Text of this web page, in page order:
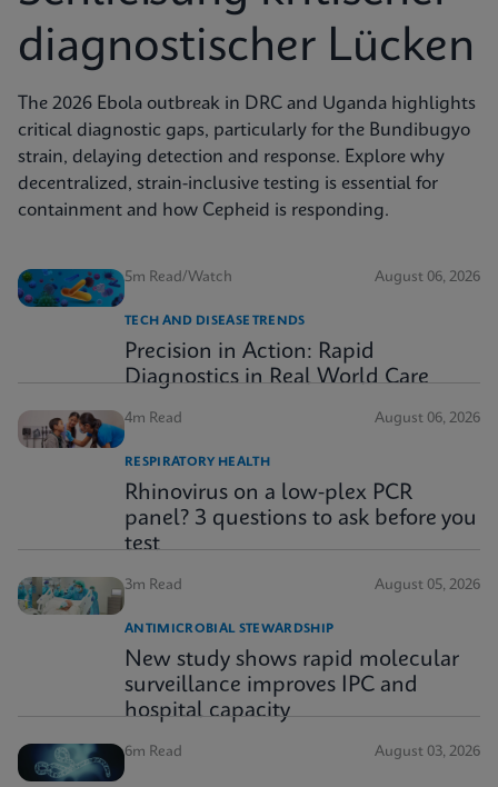
diagnostischer Lücken
The 2026 Ebola outbreak in DRC and Uganda highlights
critical diagnostic gaps, particularly for the Bundibugyo
strain, delaying detection and response. Explore why
decentralized, strain-inclusive testing is essential for
containment and how Cepheid is responding.
5m Read/Watch August 06, 2026
TECH AND DISEASE TRENDS
Precision in Action: Rapid
Diagnostics in Real World Care
4m Read August 06, 2026
RESPIRATORY HEALTH
Rhinovirus on a low-plex PCR
panel? 3 questions to ask before you
test
3m Read August 05, 2026
ANTIMICROBIAL STEWARDSHIP
New study shows rapid molecular
surveillance improves IPC and
hospital capacity
6m Read August 03, 2026